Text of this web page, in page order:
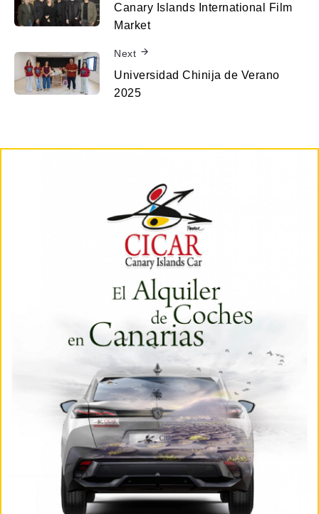
Canary Islands International Film
Market
Next
Universidad Chinija de Verano
2025